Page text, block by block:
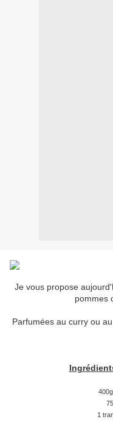
Je vous propose
pommes
Parfumées au curry ou
1